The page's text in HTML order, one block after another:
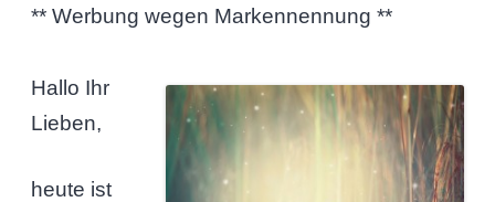
** Werbung wegen Markennennung **
Hallo Ihr
Lieben,
heute ist